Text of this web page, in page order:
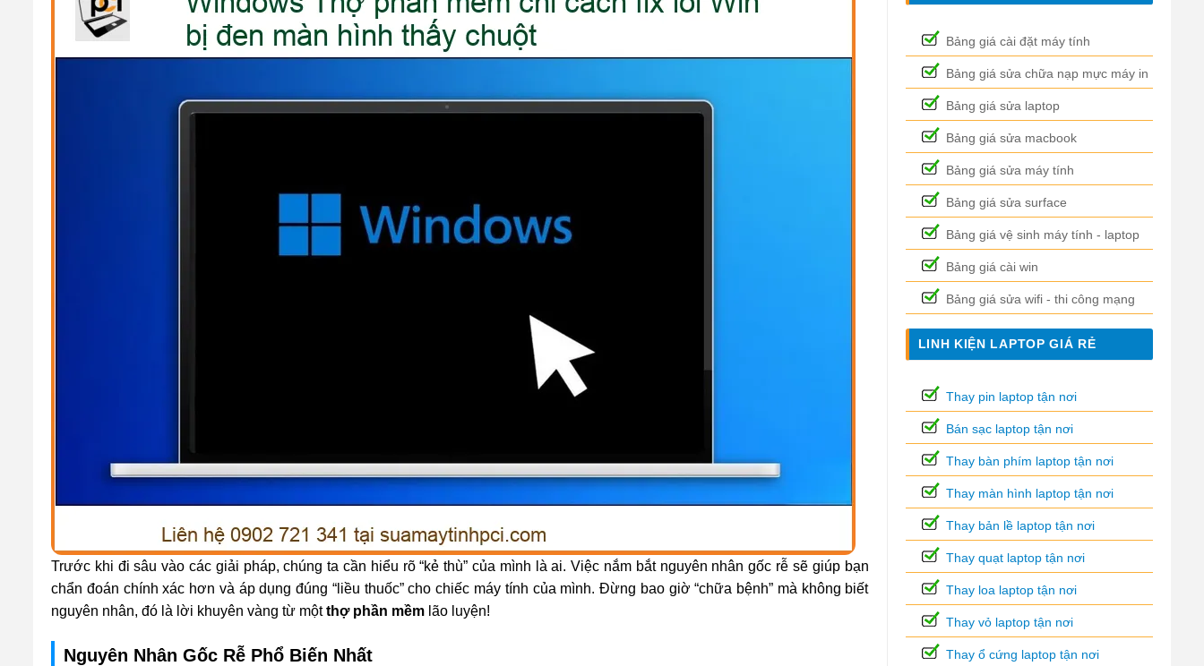
Trước khi đi sâu vào các giải pháp, chúng ta cần hiểu rõ “kẻ thù” của mình là ai. Việc nắm bắt nguyên nhân gốc rễ sẽ giúp bạn
chẩn đoán chính xác hơn và áp dụng đúng “liều thuốc” cho chiếc máy tính của mình. Đừng bao giờ “chữa bệnh” mà không biết
nguyên nhân, đó là lời khuyên vàng từ mộtthợ phần mềm lão luyện!
Nguyên Nhân Gốc Rễ Phổ Biến Nhất
Bảng giá cài đặt máy tính
Bảng giá sửa chữa nạp mực máy in
Bảng giá sửa laptop
Bảng giá sửa macbook
Bảng giá sửa máy tính
Bảng giá sửa surface
Bảng giá vệ sinh máy tính - laptop
Bảng giá cài win
Bảng giá sửa wifi - thi công mạng
LINH KIỆN LAPTOP GIÁ RẺ
Thay pin laptop tận nơi
Bán sạc laptop tận nơi
Thay bàn phím laptop tận nơi
Thay màn hình laptop tận nơi
Thay bản lề laptop tận nơi
Thay quạt laptop tận nơi
Thay loa laptop tận nơi
Thay vỏ laptop tận nơi
Thay ổ cứng laptop tận nơi